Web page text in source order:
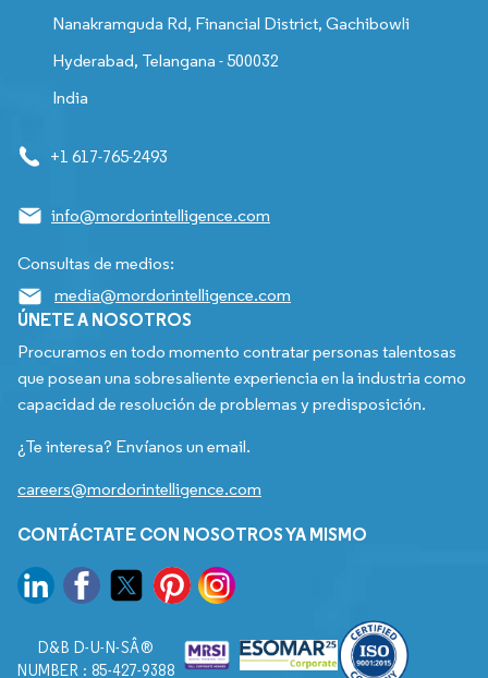
Nanakramguda Rd, Financial District, Gachibowli
Hyderabad, Telangana - 500032
India
+1 617-765-2493
info@mordorintelligence.com
Consultas de medios:
media@mordorintelligence.com
ÚNETE A NOSOTROS
Procuramos en todo momento contratar personas talentosas
que posean una sobresaliente experiencia en la industria como
capacidad de resolución de problemas y predisposición.
¿Te interesa? Envíanos un email.
careers@mordorintelligence.com
CONTÁCTATE CON NOSOTROS YA MISMO
D&B D-U-N-SÂ®
NUMBER : 85-427-9388